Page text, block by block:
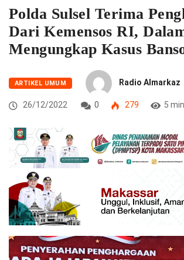
Polda Sulsel Terima
Dari Kemensos RI,
Mengungkap Kasus
ARTIKEL UMUM Radio Almarkaz
26/12/2022 0 279 5